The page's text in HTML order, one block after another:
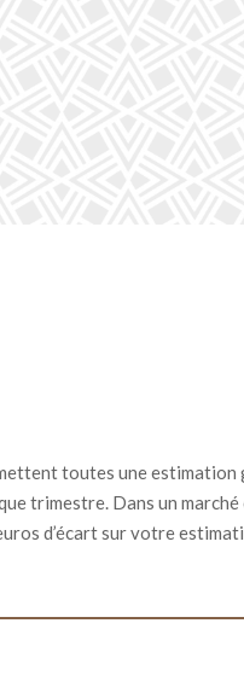
toutes une
trimestre. Dans un
d’écart sur votre